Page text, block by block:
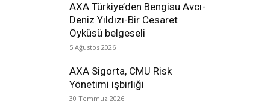
AXA Türkiye’den Bengisu Avcı-
Deniz Yıldızı-Bir Cesaret
Öyküsü belgeseli
5 Ağustos 2026
AXA Sigorta, CMU Risk
Yönetimi işbirliği
30 Temmuz 2026